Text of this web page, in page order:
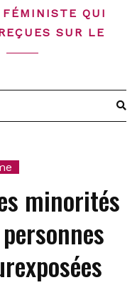
QUI
SUR LE
minorités